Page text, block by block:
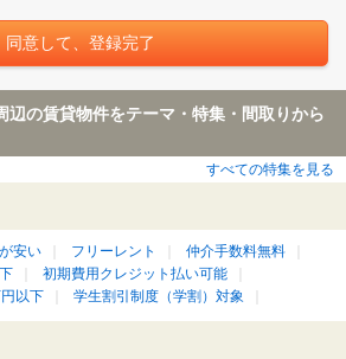
辺の賃貸物件をテーマ・特集・間取りから
すべての特集を見る
安い フリーレント
仲介手数料無料
初期費用クレジット払い可能
以下 学生割引制度（学割）対象